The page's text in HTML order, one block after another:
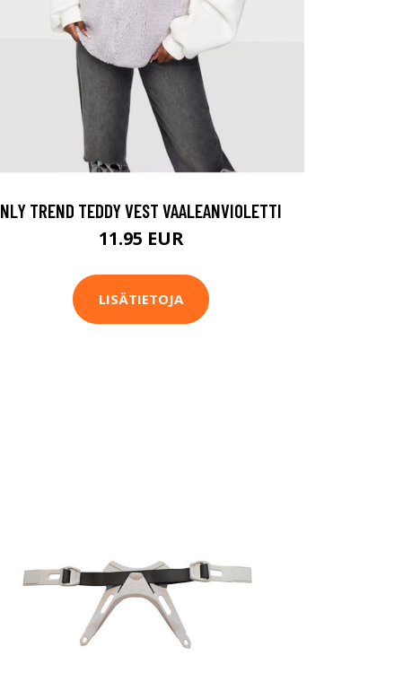
NLY TREND TEDDY VEST VAALEANVIOLETTI
11.95 EUR
LISÄTIETOJA